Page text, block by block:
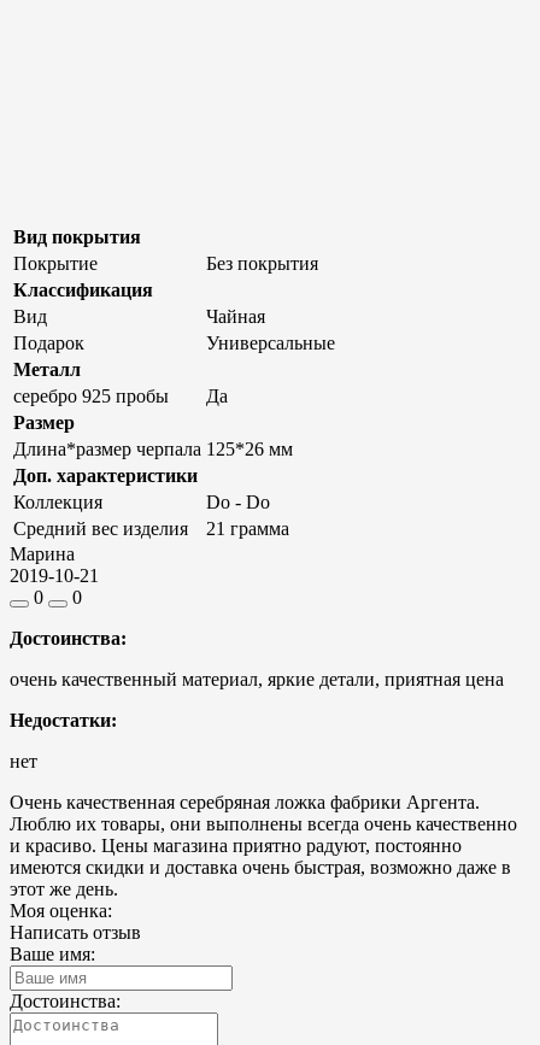
Вид покрытия
Покрытие
Без покрытия
Классификация
Вид
Чайная
Подарок
Универсальные
Металл
серебро 925 пробы
Да
Размер
Длина*размер черпала 125*26 мм
Доп. характеристики
Коллекция
Do - Do
Средний вес изделия
21 грамма
Марина
2019-10-21
0
0
Достоинства:
очень качественный материал, яркие детали, приятная цена
Недостатки:
нет
Очень качественная серебряная ложка фабрики Аргента.
Люблю их товары, они выполнены всегда очень качественно
и красиво. Цены магазина приятно радуют, постоянно
имеются скидки и доставка очень быстрая, возможно даже в
этот же день.
Моя оценка:
Написать отзыв
Ваше имя:
Достоинства: